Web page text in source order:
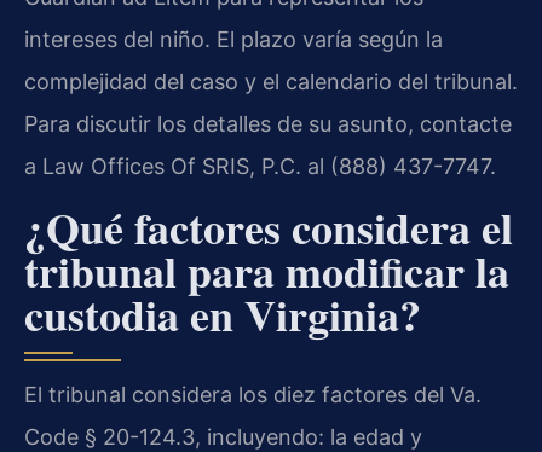
intereses del niño. El plazo varía según la
complejidad del caso y el calendario del tribunal.
Para discutir los detalles de su asunto, contacte
a Law Offices Of SRIS, P.C. al (888) 437-7747.
¿Qué factores considera el
tribunal para modificar la
custodia en Virginia?
El tribunal considera los diez factores del Va.
Code § 20-124.3, incluyendo: la edad y